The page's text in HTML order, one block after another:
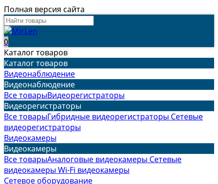
Полная версия сайта
0
Каталог товаров
Каталог товаров
Видеонаблюдение
Видеонаблюдение
Все товарыВидеорегистраторы
Видеорегистраторы
Все товарыГибридные видеорегистраторы Сетевые
видеорегистраторы
Видеокамеры
Видеокамеры
Все товарыАналоговые видеокамеры Сетевые
видеокамерыWi-Fi видеокамеры
Сетевое оборудование